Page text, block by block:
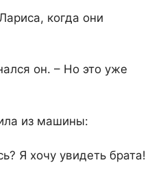
когда они
он. – Но это уже
из машины:
Я хочу увидеть брата!